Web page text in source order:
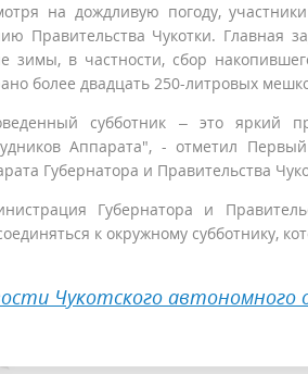
на дождливую погоду,
Правительства Чукотки. Главная
зимы, в частности, сбор
более двадцать 250-литровых
субботник – это яркий
Аппарата", - отметил
Губернатора и Правительства
Губернатора и
к окружному субботнику,
Чукотского автономного